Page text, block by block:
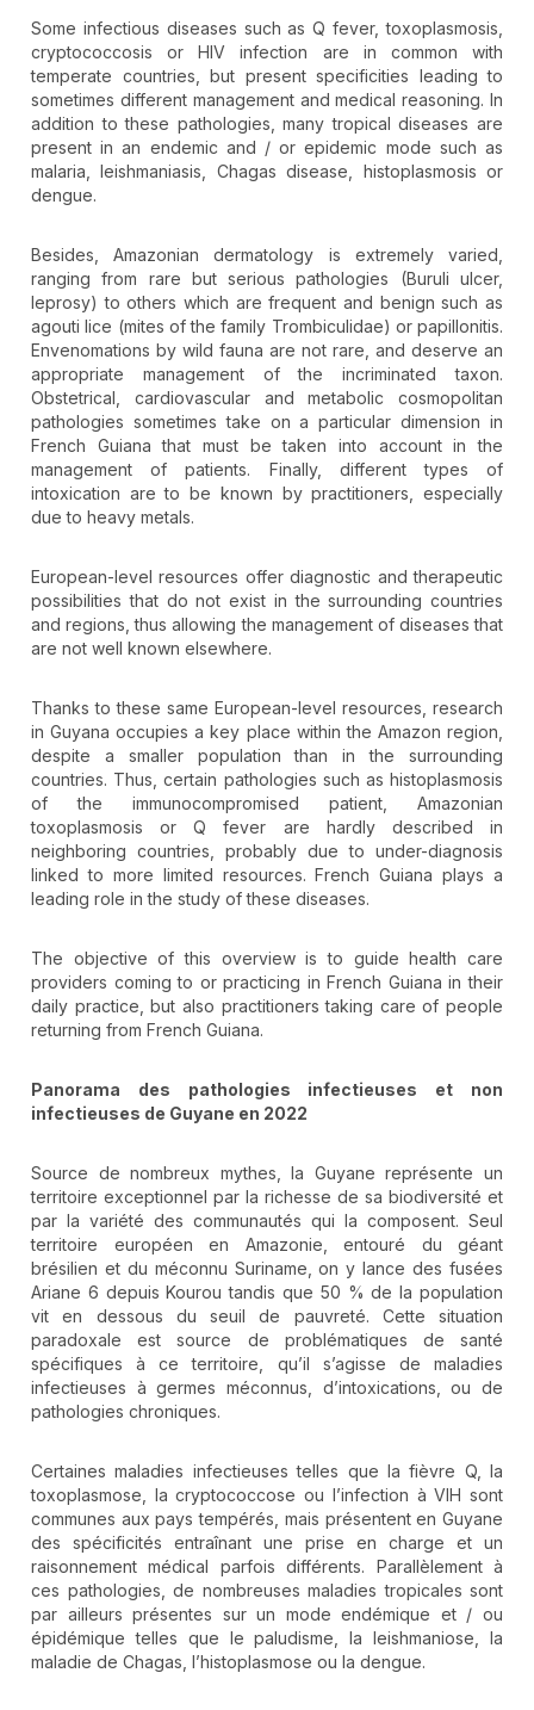
Some infectious diseases such as Q fever, toxoplasmosis,
cryptococcosis or HIV infection are in common with
temperate countries, but present specificities leading to
sometimes different management and medical reasoning. In
addition to these pathologies, many tropical diseases are
present in an endemic and / or epidemic mode such as
malaria, leishmaniasis, Chagas disease, histoplasmosis or
dengue.
Besides, Amazonian dermatology is extremely varied,
ranging from rare but serious pathologies (Buruli ulcer,
leprosy) to others which are frequent and benign such as
agouti lice (mites of the family Trombiculidae) or papillonitis.
Envenomations by wild fauna are not rare, and deserve an
appropriate management of the incriminated taxon.
Obstetrical, cardiovascular and metabolic cosmopolitan
pathologies sometimes take on a particular dimension in
French Guiana that must be taken into account in the
management of patients. Finally, different types of
intoxication are to be known by practitioners, especially
due to heavy metals.
European-level resources offer diagnostic and therapeutic
possibilities that do not exist in the surrounding countries
and regions, thus allowing the management of diseases that
are not well known elsewhere.
Thanks to these same European-level resources, research
in Guyana occupies a key place within the Amazon region,
despite a smaller population than in the surrounding
countries. Thus, certain pathologies such as histoplasmosis
of the immunocompromised patient, Amazonian
toxoplasmosis or Q fever are hardly described in
neighboring countries, probably due to under-diagnosis
linked to more limited resources. French Guiana plays a
leading role in the study of these diseases.
The objective of this overview is to guide health care
providers coming to or practicing in French Guiana in their
daily practice, but also practitioners taking care of people
returning from French Guiana.
Panorama des pathologies infectieuses et non
infectieuses de Guyane en 2022
Source de nombreux mythes, la Guyane représente un
territoire exceptionnel par la richesse de sa biodiversité et
par la variété des communautés qui la composent. Seul
territoire européen en Amazonie, entouré du géant
brésilien et du méconnu Suriname, on y lance des fusées
Ariane 6 depuis Kourou tandis que 50 % de la population
vit en dessous du seuil de pauvreté. Cette situation
paradoxale est source de problématiques de santé
spécifiques à ce territoire, qu’il s’agisse de maladies
infectieuses à germes méconnus, d’intoxications, ou de
pathologies chroniques.
Certaines maladies infectieuses telles que la fièvre Q, la
toxoplasmose, la cryptococcose ou l’infection à VIH sont
communes aux pays tempérés, mais présentent en Guyane
des spécificités entraînant une prise en charge et un
raisonnement médical parfois différents. Parallèlement à
ces pathologies, de nombreuses maladies tropicales sont
par ailleurs présentes sur un mode endémique et / ou
épidémique telles que le paludisme, la leishmaniose, la
maladie de Chagas, l’histoplasmose ou la dengue.